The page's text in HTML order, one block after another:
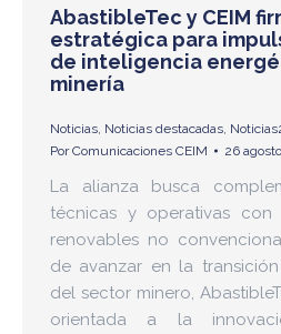
AbastibleTec y CEIM
estratégica para
de inteligencia
minería
Noticias Noticias destacadas
PorComunicaciones CEIM 26
La alianza busca
técnicas y operativas con
renovables no
de avanzar en la
del sector minero,
orientada a la